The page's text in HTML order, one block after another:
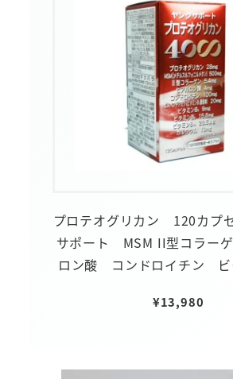
プロテオグリカン 120カプ
サポート MSM II型コラー
ロン酸 コンドロイチン ビ
¥13,980